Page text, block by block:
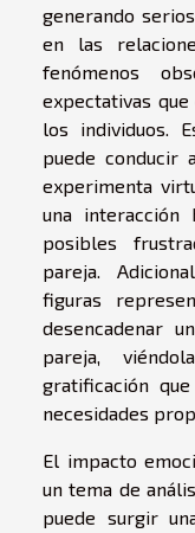
generando
en las
fenómenos
expectativas
los individuos.
puede conducir
experimenta
una interacción
posibles
pareja.
figuras
desencadenar
pareja,
gratificación
necesidades
El impacto
un tema de
puede surgir